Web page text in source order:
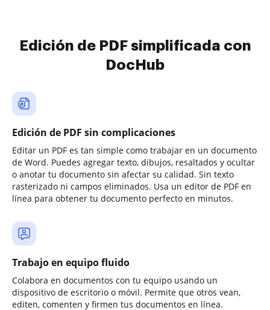
Edición de PDF simplificada con
DocHub
Edición de PDF sin complicaciones
Editar un PDF es tan simple como trabajar en un documento
de Word. Puedes agregar texto, dibujos, resaltados y ocultar
o anotar tu documento sin afectar su calidad. Sin texto
rasterizado ni campos eliminados. Usa un editor de PDF en
línea para obtener tu documento perfecto en minutos.
Trabajo en equipo fluido
Colabora en documentos con tu equipo usando un
dispositivo de escritorio o móvil. Permite que otros vean,
editen, comenten y firmen tus documentos en línea.